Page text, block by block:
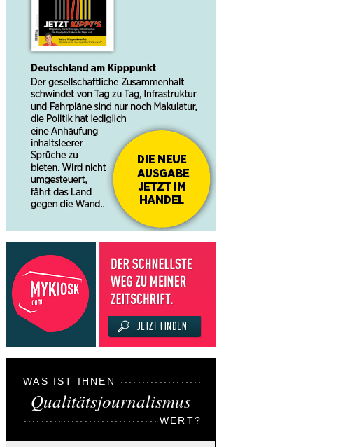
WAS IST IHNEN
Qualitätsjournalismus
WERT?